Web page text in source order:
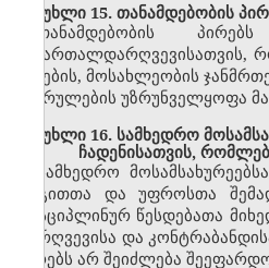
მუხლი 15. თანამდებობის
თანამდებობის
სამართალდარღვევისათვის,
ბუნების, მოსახლეობის
შესრულების უზრუნველყოფა
მუხლი 16. სამხედრო
ჩადენისათვის,
სამხედრო
რიგითთა და უფროსთა
დისციპლინურ წესდებათა
დარღვევისა და
პირებს არ შეიძლება